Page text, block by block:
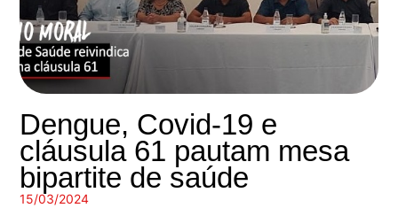
Dengue, Covid-19 e
cláusula 61 pautam mesa
bipartite de saúde
15/03/2024